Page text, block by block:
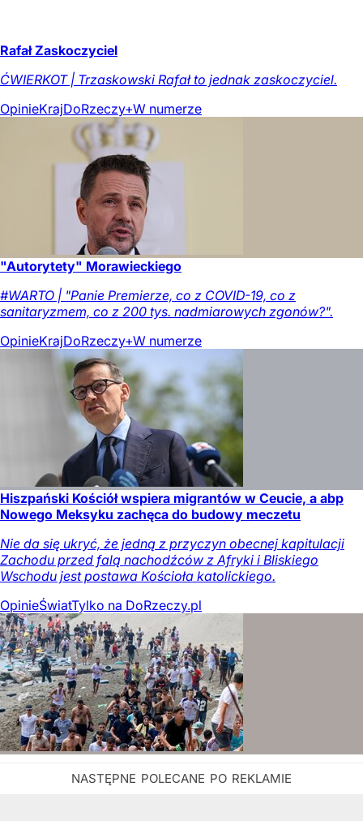
Rafał Zaskoczyciel
ĆWIERKOT | Trzaskowski Rafał to jednak zaskoczyciel.
OpinieKrajDoRzeczy+W numerze
"Autorytety" Morawieckiego
#WARTO | "Panie Premierze, co z COVID-19, co z
sanitaryzmem, co z 200 tys. nadmiarowych zgonów?".
OpinieKrajDoRzeczy+W numerze
Hiszpański Kościół wspiera migrantów w Ceucie, a abp
Nowego Meksyku zachęca do budowy meczetu
Nie da się ukryć, że jedną z przyczyn obecnej kapitulacji
Zachodu przed falą nachodźców z Afryki i Bliskiego
Wschodu jest postawa Kościoła katolickiego.
OpinieŚwiatTylko na DoRzeczy.pl